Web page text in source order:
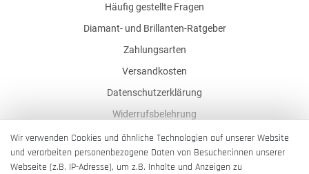
Häufig gestellte Fragen
Diamant- und Brillanten-Ratgeber
Zahlungsarten
Versandkosten
Datenschutzerklärung
Widerrufsbelehrung
AGB
Impressum
Wir verwenden Cookies und ähnliche Technologien auf unserer Website
und verarbeiten personenbezogene Daten von Besucher:innen unserer
Webseite (z.B. IP-Adresse), um z.B. Inhalte und Anzeigen zu